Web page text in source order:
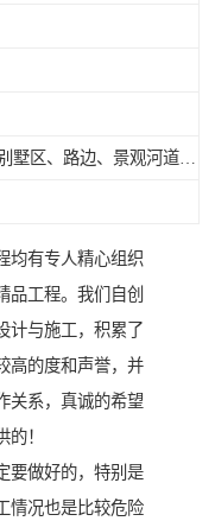
均有专人精心组织
品工程。我们自创
计与施工，积累了
高的度和声誉，并
关系，真诚的希望
！
要做好的，特别是
情况也是比较危险